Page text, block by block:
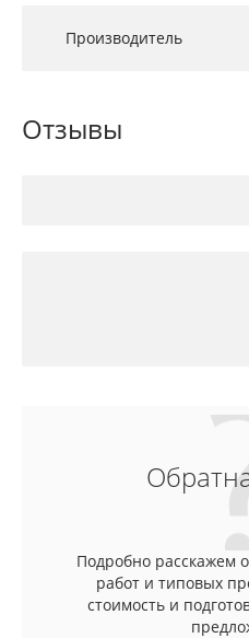
Производитель
Отзывы
Подробно расскажем
работ и типовых
стоимость и